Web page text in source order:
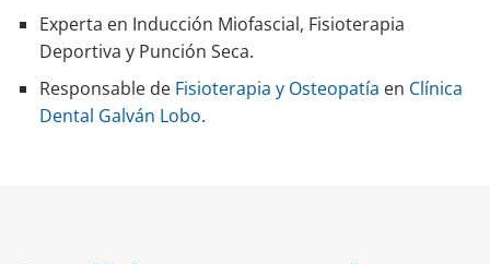
Experta en Inducción Miofascial, Fisioterapia
Deportiva y Punción Seca.
Responsable de Fisioterapia y Osteopatía en Clínica
Dental Galván Lobo.